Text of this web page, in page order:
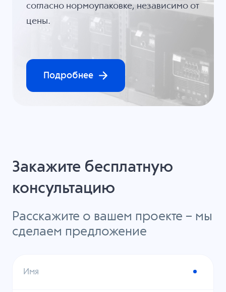
согласно нормоупаковке, независимо от
цены.
Подробнее
Закажите бесплатную
консультацию
Расскажите о вашем проекте – мы
сделаем предложение
Имя